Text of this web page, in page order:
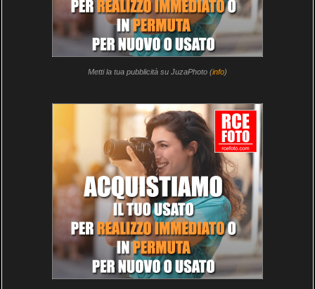
Metti la tua pubblicità su JuzaPhoto (info)